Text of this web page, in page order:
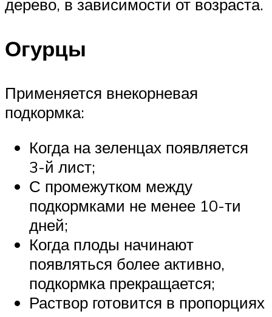
дерево, в зависимости от возраста.
Огурцы
Применяется внекорневая
подкормка:
Когда на зеленцах появляется
3-й лист;
С промежутком между
подкормками не менее 10-ти
дней;
Когда плоды начинают
появляться более активно,
подкормка прекращается;
Раствор готовится в пропорциях